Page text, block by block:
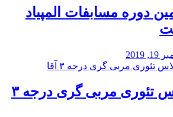
دوره مسابفات المپیاد
کلاس تئوری مربی گری درجه ۳